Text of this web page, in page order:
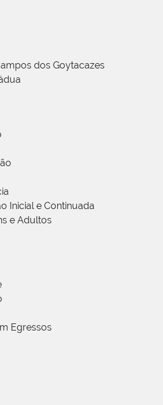
dos Goytacazes
Inicial e Continuada
e Adultos
Egressos